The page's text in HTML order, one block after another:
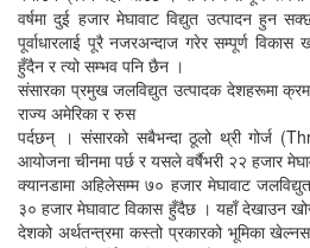
वर्षमा दुई हजार मेघावाट विद्युत उत्पादन
पूर्वाधारलाई पूरै नजरअन्दाज गरेर सम्पूर्ण
हुँदैन र त्यो सम्भव पनि छैन ।
संसारका प्रमुख जलविद्युत उत्पादक देशहरूमा
राज्य अमेरिका र रुस
पर्दछन् । संसारको सबैभन्दा ठूलो थ्री गोर्ज
आयोजना चीनमा पर्छ र यसले वर्षैभरी २२ हजार
क्यानडामा अहिलेसम्म ७० हजार मेघावाट
३० हजार मेघावाट विकास हुँदैछ । यहाँ देखाउन
देशको अर्थतन्त्रमा कस्तो प्रकारको भूमिका